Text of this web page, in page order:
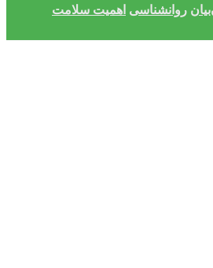
روانشناسی اهمیت سلامت